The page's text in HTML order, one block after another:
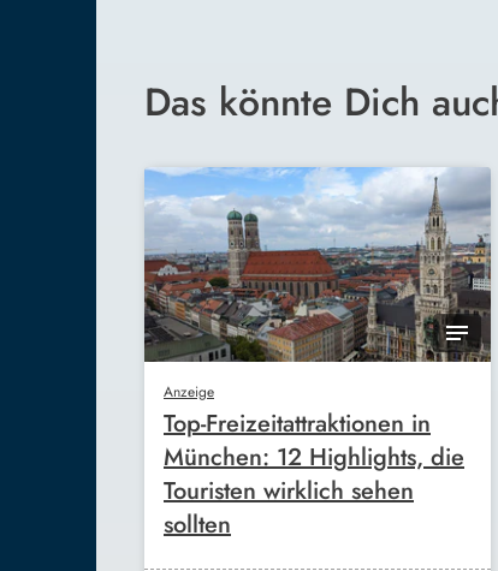
Das könnte Dich
Anzeige
Top-Freizeitattraktionen in
München: 12 Highlights, die
Touristen wirklich sehen
sollten